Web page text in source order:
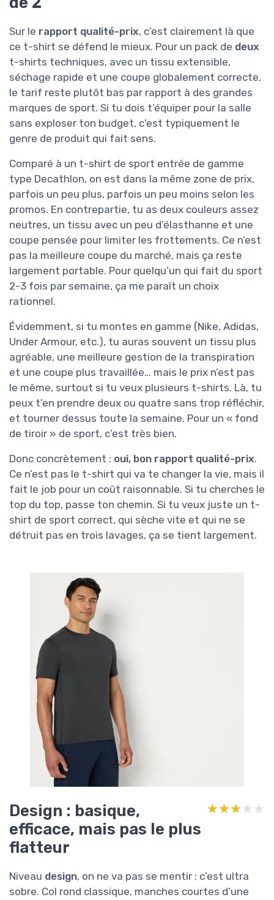
Sur le rapport qualité-prix, c’est clairement là que
ce t-shirt se défend le mieux. Pour un pack de deux
t-shirts techniques, avec un tissu extensible,
séchage rapide et une coupe globalement correcte,
le tarif reste plutôt bas par rapport à des grandes
marques de sport. Si tu dois t’équiper pour la salle
sans exploser ton budget, c’est typiquement le
genre de produit qui fait sens.
Comparé à un t-shirt de sport entrée de gamme
type Decathlon, on est dans la même zone de prix,
parfois un peu plus, parfois un peu moins selon les
promos. En contrepartie, tu as deux couleurs assez
neutres, un tissu avec un peu d’élasthanne et une
coupe pensée pour limiter les frottements. Ce n’est
pas la meilleure coupe du marché, mais ça reste
largement portable. Pour quelqu’un qui fait du sport
2-3 fois par semaine, ça me paraît un choix
rationnel.
Évidemment, si tu montes en gamme (Nike, Adidas,
Under Armour, etc.), tu auras souvent un tissu plus
agréable, une meilleure gestion de la transpiration
et une coupe plus travaillée… mais le prix n’est pas
le même, surtout si tu veux plusieurs t-shirts. Là, tu
peux t’en prendre deux ou quatre sans trop réfléchir,
et tourner dessus toute la semaine. Pour un « fond
de tiroir » de sport, c’est très bien.
Donc concrètement : oui, bon rapport qualité-prix.
Ce n’est pas le t-shirt qui va te changer la vie, mais il
fait le job pour un coût raisonnable. Si tu cherches le
top du top, passe ton chemin. Si tu veux juste un t-
shirt de sport correct, qui sèche vite et qui ne se
détruit pas en trois lavages, ça se tient largement.
Design : basique,
efficace, mais pas le plus
flatteur
★★★★★
★★★★★
Niveau design, on ne va pas se mentir : c’est ultra
sobre. Col rond classique, manches courtes d’une